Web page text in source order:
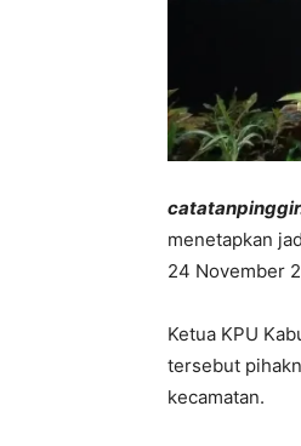
menetapkan
24 November
Ketua KPU
tersebut
kecamatan.